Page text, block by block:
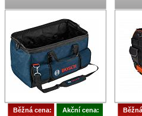
Běžná cena: Akční cena: